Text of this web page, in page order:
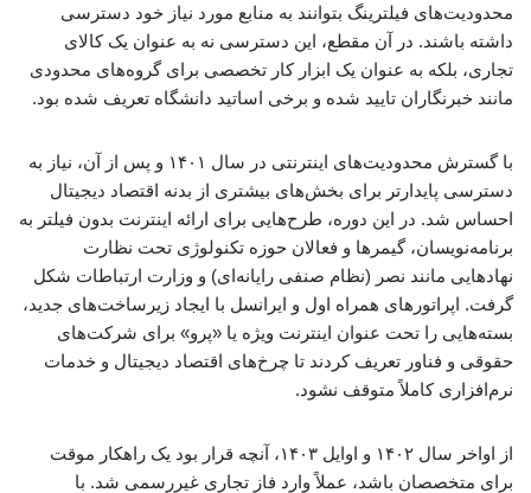
محدودیت‌های فیلترینگ بتوانند به منابع مورد نیاز خود دسترسی
داشته باشند. در آن مقطع، این دسترسی نه به عنوان یک کالای
تجاری، بلکه به عنوان یک ابزار کار تخصصی برای گروه‌های محدودی
مانند خبرنگاران تایید شده و برخی اساتید دانشگاه تعریف شده بود.
با گسترش محدودیت‌های اینترنتی در سال ۱۴۰۱ و پس از آن، نیاز به
دسترسی پایدارتر برای بخش‌های بیشتری از بدنه اقتصاد دیجیتال
احساس شد. در این دوره، طرح‌هایی برای ارائه اینترنت بدون فیلتر به
برنامه‌نویسان، گیمرها و فعالان حوزه‌ تکنولوژی تحت نظارت
نهادهایی مانند نصر (نظام صنفی رایانه‌ای) و وزارت ارتباطات شکل
گرفت. اپراتورهای همراه اول و ایرانسل با ایجاد زیرساخت‌های جدید،
بسته‌هایی را تحت عنوان اینترنت ویژه یا «پرو» برای شرکت‌های
حقوقی و فناور تعریف کردند تا چرخ‌های اقتصاد دیجیتال و خدمات
نرم‌افزاری کاملاً متوقف نشود.
از اواخر سال ۱۴۰۲ و اوایل ۱۴۰۳، آنچه قرار بود یک راهکار موقت
برای متخصصان باشد، عملاً وارد فاز تجاری غیررسمی شد. با